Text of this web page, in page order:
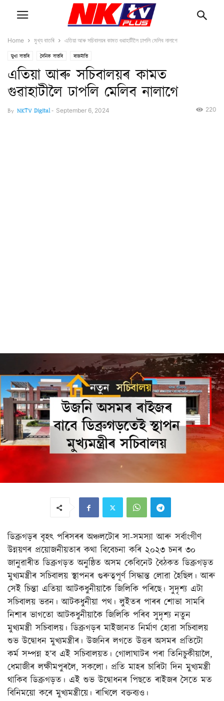
Home মুখ্য বাতৰি এতিয়া আৰু সচিবালয়ৰ কামত গুৱাহাটীলৈ ঢাপলি মেলিব নালাগে
মুখ্য বাতৰি দৈনিক বাতৰি ৰাজনীতি
এতিয়া আৰু সচিবালয়ৰ কামত
গুৱাহাটীলৈ ঢাপলি মেলিব নালাগে
By NKTV Digital- September 6, 2024 220
ডিব্ৰুগড়ৰ বৃহৎ পৰিসৰৰ অঞ্চলটোৰ সা-সমস্যা আৰু সৰ্বাংগীণ
উন্নয়ণৰ প্ৰয়োজনীয়তাৰ কথা বিবেচনা কৰি ২০২৩ চনৰ ৩০
জানুৱাৰীত ডিব্ৰুগড়ত অনুষ্ঠিত অসম কেবিনেট বৈঠকত ডিব্ৰুগড়ত
মুখ্যমন্ত্ৰীৰ সচিবালয় স্থাপনৰ গুৰুত্বপূৰ্ণ সিদ্ধান্ত লোৱা হৈছিল। আৰু
সেই চিন্তা এতিয়া আটকধুনীয়াকৈ জিলিকি পৰিছে। সুদৃশ্য এটা
সচিবালয় ভৱন। আটকধুনীয়া পথ। লুইতৰ পাৰৰ শোভা সামৰি
নিশাৰ ভাগতো আটকধুনীয়াকৈ জিলিকি পৰিব সুদৃশ্য নতুন
মুখ্যমন্ত্ৰী সচিবালয়। ডিব্ৰুগড়ৰ মাইজানত নিৰ্মাণ হোৱা সচিবালয়
শুভ উদ্বোধন মুখ্যমন্ত্ৰীৰ। উজনিৰ লগতে উত্তৰ অসমৰ প্ৰতিটো
কৰ্ম সম্পন্ন হ’ব এই সচিবালয়ত। গোলাঘাটৰ পৰা তিনিচুকীয়ালৈ,
ধেমাজীৰ লক্ষীমপুৰলৈ, সকলো। প্ৰতি মাহৰ চাৰিটা দিন মুখ্যমন্ত্ৰী
থাকিব ডিব্ৰুগড়ত। এই শুভ উদ্বোধনৰ পিছতে ৰাইজৰ সৈতে মত
বিনিময়ো কৰে মুখ্যমন্ত্ৰীয়ে। ৰাখিলে বক্তব্যও।